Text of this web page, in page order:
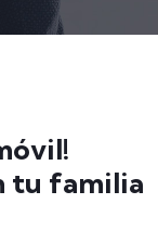
tu familia